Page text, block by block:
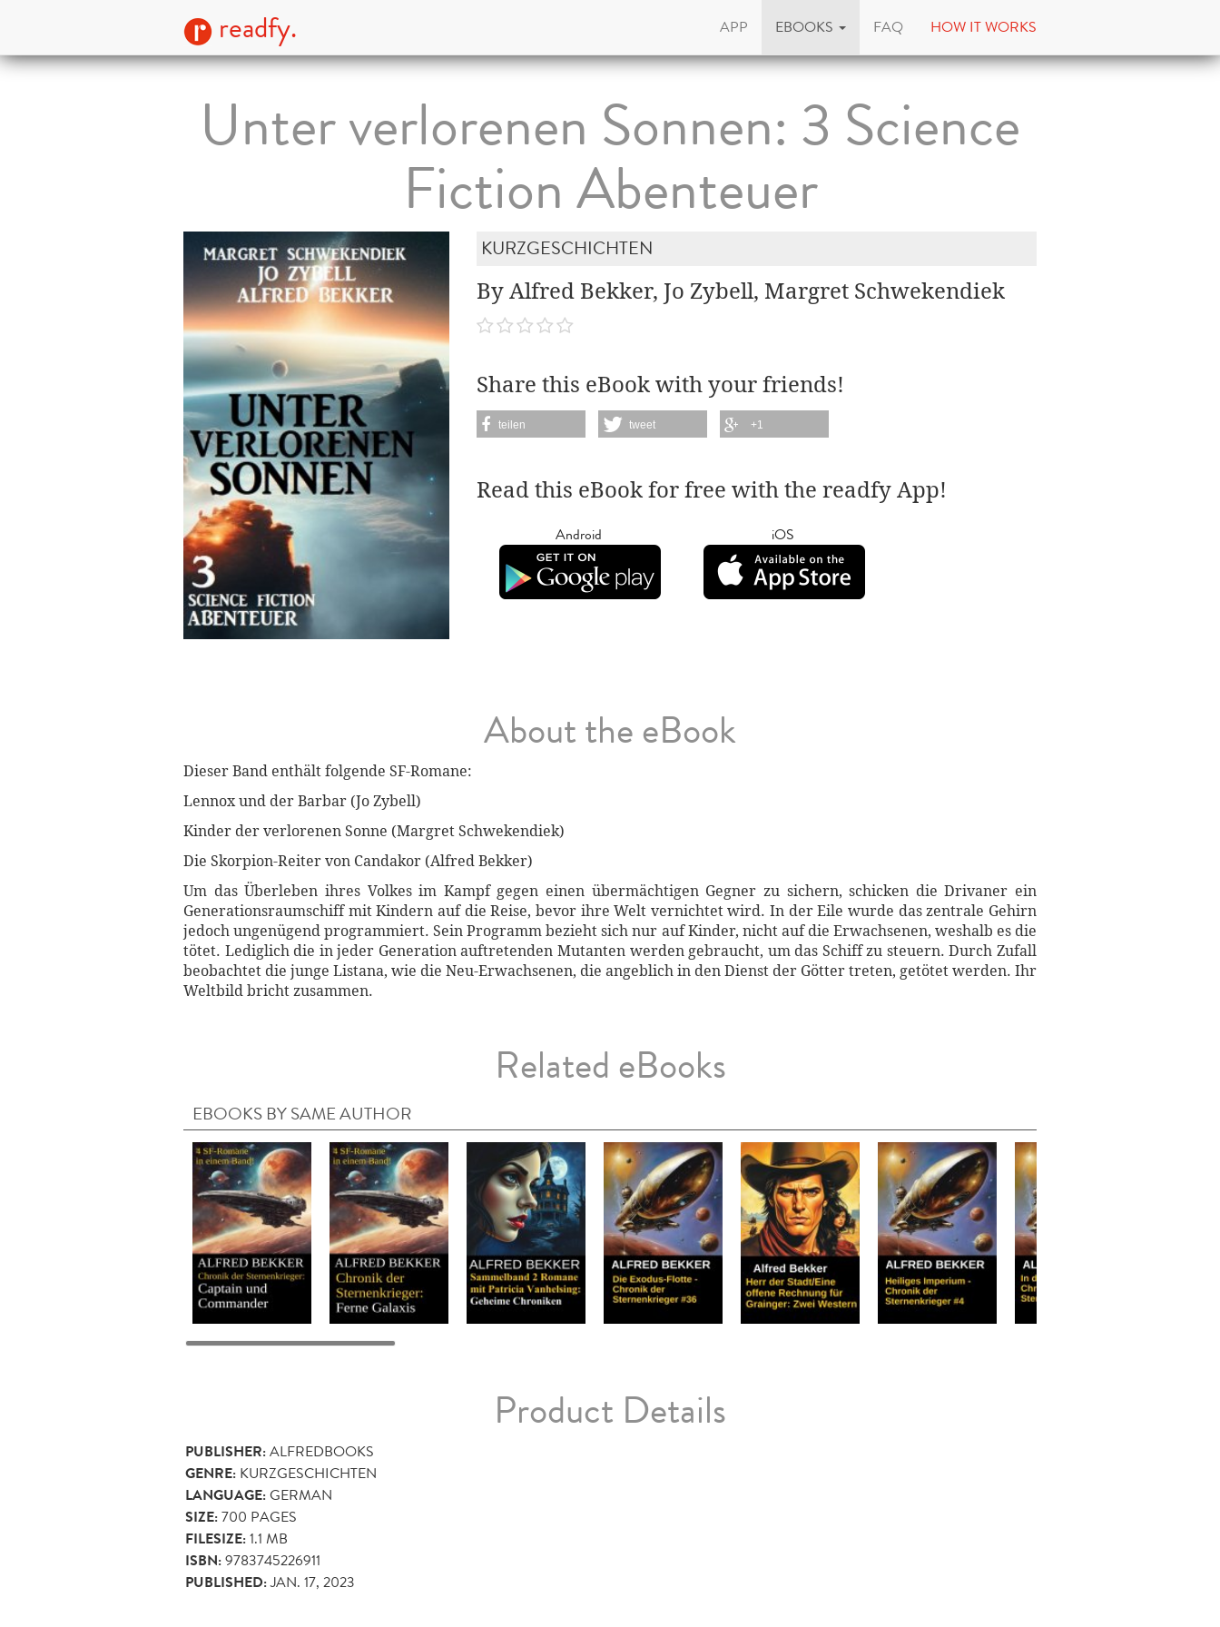
readfy. APP EBOOKS FAQ HOW IT WORKS
Unter verlorenen Sonnen: 3 Science
Fiction Abenteuer
KURZGESCHICHTEN
By Alfred Bekker, Jo Zybell, Margret Schwekendiek
Share this eBook with your friends!
teilen tweet +1
Read this eBook for free with the readfy App!
Android iOS
About the eBook
Dieser Band enthält folgende SF-Romane:
Lennox und der Barbar (Jo Zybell)
Kinder der verlorenen Sonne (Margret Schwekendiek)
Die Skorpion-Reiter von Candakor (Alfred Bekker)
Um das Überleben ihres Volkes im Kampf gegen einen übermächtigen Gegner zu sichern, schicken die Drivaner ein
Generationsraumschiff mit Kindern auf die Reise, bevor ihre Welt vernichtet wird. In der Eile wurde das zentrale Gehirn
jedoch ungenügend programmiert. Sein Programm bezieht sich nur auf Kinder, nicht auf die Erwachsenen, weshalb es die
tötet. Lediglich die in jeder Generation auftretenden Mutanten werden gebraucht, um das Schiff zu steuern. Durch Zufall
beobachtet die junge Listana, wie die Neu-Erwachsenen, die angeblich in den Dienst der Götter treten, getötet werden. Ihr
Weltbild bricht zusammen.
Related eBooks
EBOOKS BY SAME AUTHOR
Product Details
PUBLISHER:ALFREDBOOKS
GENRE: KURZGESCHICHTEN
LANGUAGE:GERMAN
SIZE:700 PAGES
FILESIZE:1.1 MB
ISBN:9783745226911
PUBLISHED:JAN. 17, 2023